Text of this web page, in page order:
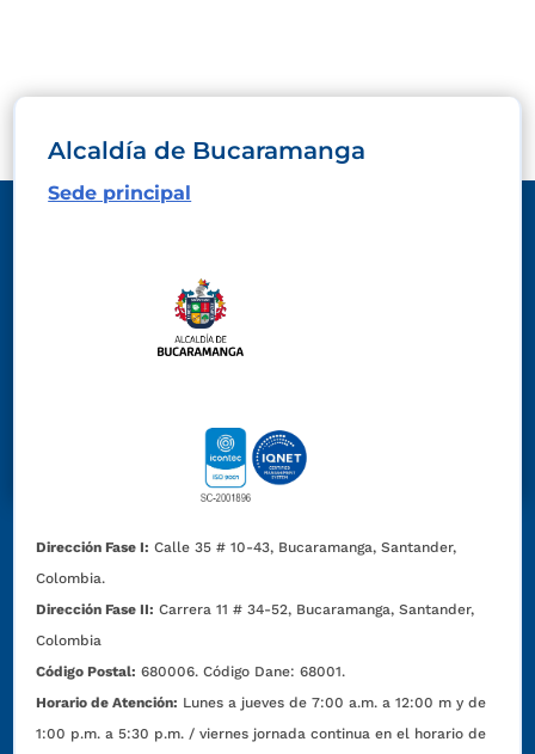
Alcaldía de Bucaramanga
Sede principal
Dirección Fase I: Calle 35 # 10-43, Bucaramanga, Santander,
Colombia.
Dirección Fase II: Carrera 11 # 34-52, Bucaramanga, Santander,
Colombia
Código Postal: 680006. Código Dane: 68001.
Horario de Atención: Lunes a jueves de 7:00 a.m. a 12:00 m y de
1:00 p.m. a 5:30 p.m. / viernes jornada continua en el horario de